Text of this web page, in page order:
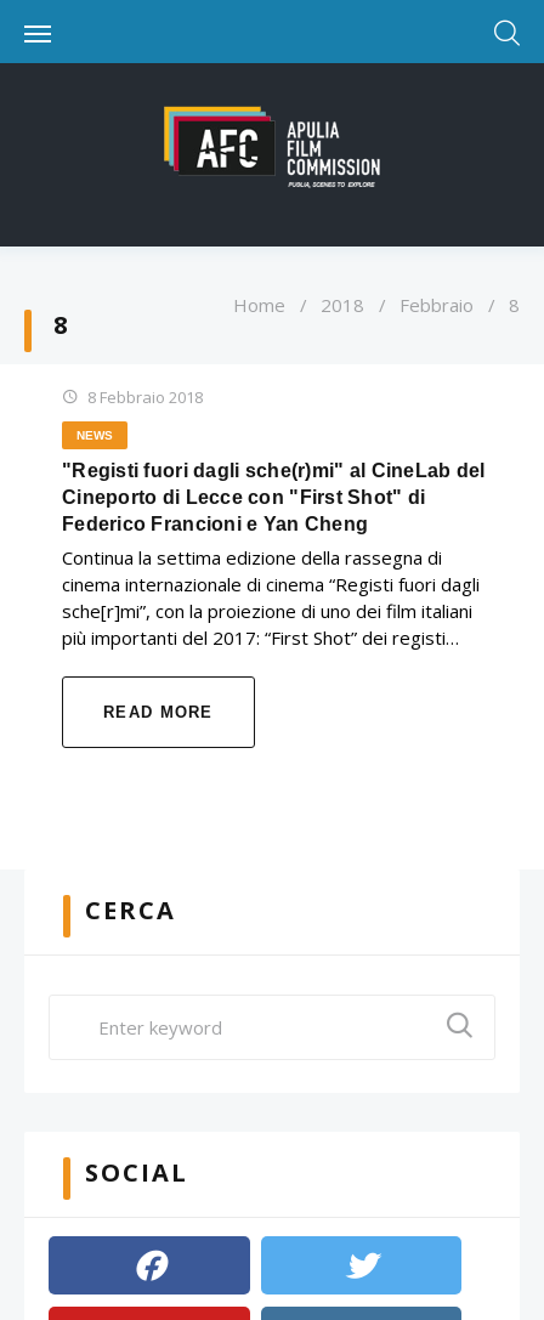
8
Home / 2018 / Febbraio / 8
8 Febbraio 2018
NEWS
"Registi fuori dagli sche(r)mi" al CineLab del
Cineporto di Lecce con "First Shot" di
Federico Francioni e Yan Cheng
Continua la settima edizione della rassegna di
cinema internazionale di cinema “Registi fuori dagli
sche[r]mi”, con la proiezione di uno dei film italiani
più importanti del 2017: “First Shot” dei registi…
READ MORE
CERCA
SOCIAL